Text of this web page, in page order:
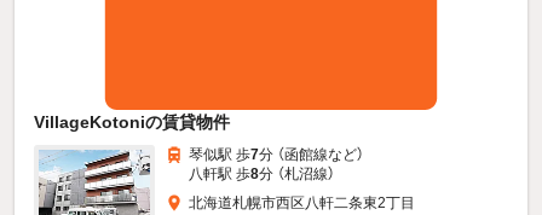
VillageKotoniの賃貸物件
琴似駅 歩7分 （函館線など）
八軒駅 歩8分 （札沼線）
北海道札幌市西区八軒二条東2丁目